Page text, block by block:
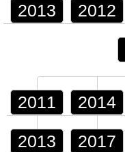
2013 2012
2011 2014
2013 2017